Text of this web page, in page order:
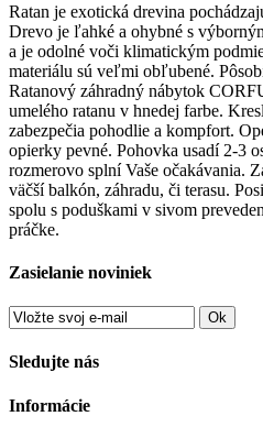
Ratan je exotická drevina
Drevo je ľahké a ohybné s
a je odolné voči klimatickým
materiálu sú veľmi obľubené.
Ratanový záhradný nábytok
umelého ratanu v hnedej farbe.
zabezpečia pohodlie a kompfort.
opierky pevné. Pohovka usadí 2-3
rozmerovo splní Vaše očakávania.
väčší balkón, záhradu, či terasu.
spolu s poduškami v sivom
práčke.
Zasielanie noviniek
Ok
Sledujte nás
Informácie